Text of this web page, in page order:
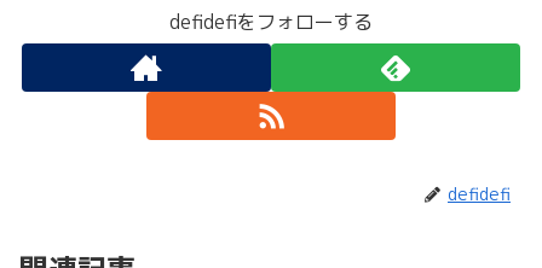
defidefiをフォローする
defidefi